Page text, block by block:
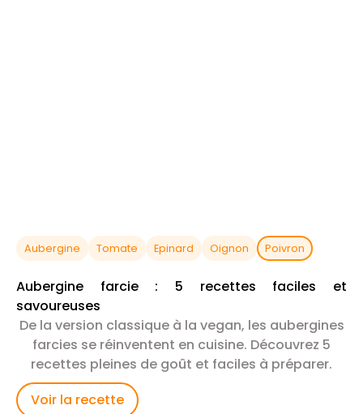
Aubergine Tomate Epinard Oignon Poivron
Aubergine farcie : 5 recettes faciles et
savoureuses
De la version classique à la vegan, les aubergines
farcies se réinventent en cuisine. Découvrez 5
recettes pleines de goût et faciles à préparer.
Voir la recette